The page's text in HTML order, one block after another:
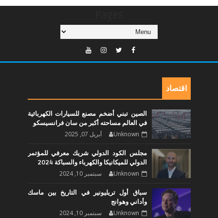
اقتصاد
الصين تبني أضخم مصنع للسيارات الكهربائية
في العالم مساحته أكبر من سان فرانسيسكو
Unknown أبريل 07, 2025
مجلس الكود الدولي شريك معرفي للمؤتمر
الدولي للميكانيكا والكهرباء والسباكة 2024
Unknown سبتمبر 10, 2024
سباق أول تريليونير في التاريخ بين ماسك
وأداني وهوانج
Unknown سبتمبر 10, 2024